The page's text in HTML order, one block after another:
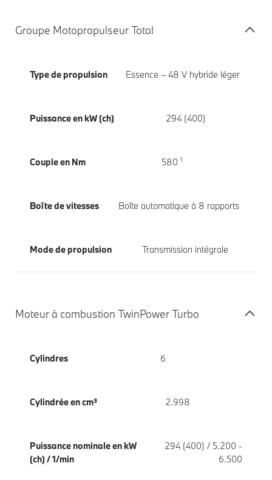
Groupe Motopropulseur Total
Type de propulsion Essence – 48 V hybride léger
Puissance en kW (ch) 294 (400)
Couple en Nm 580 1
Boîte de vitesses Boîte automatique à 8 rapports
Mode de propulsion Transmission intégrale
Moteur à combustion TwinPower Turbo
Cylindres 6
Cylindrée en cm³ 2.998
Puissance nominale en kW
(ch) / 1/min
294 (400) / 5.200 -
6.500